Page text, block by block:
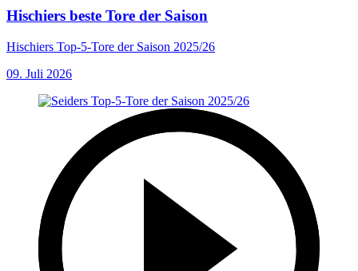
Hischiers beste Tore der Saison
Hischiers Top-5-Tore der Saison 2025/26
09. Juli 2026